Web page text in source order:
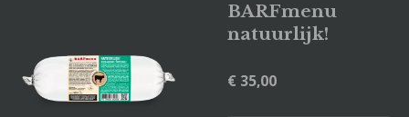
BARFmenu
natuurlijk!
€ 35,00